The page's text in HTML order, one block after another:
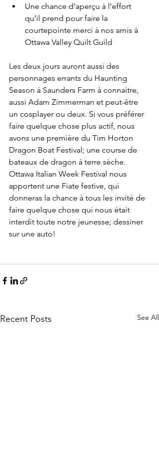
Une chance d’aperçu à l’effort
qu’il prend pour faire la
courtepointe merci à nos amis à
Ottawa Valley Quilt Guild
Les deux jours auront aussi des
personnages errants du Haunting
Season à Saunders Farm à connaitre,
aussi Adam Zimmerman et peut-être
un cosplayer ou deux. Si vous préférer
faire quelque chose plus actif, nous
avons une première du Tim Horton
Dragon Boat Festival; une course de
bateaux de dragon à terre sèche.
Ottawa Italian Week Festival nous
apportent une Fiate festive, qui
donneras la chance à tous les invité de
faire quelque chose qui nous était
interdit toute notre jeunesse; dessiner
sur une auto!
Recent Posts See All